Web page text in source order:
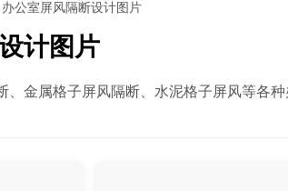
办公室屏风隔断设计图片
计图片
金属格子屏风隔断、水泥格子屏风等各种